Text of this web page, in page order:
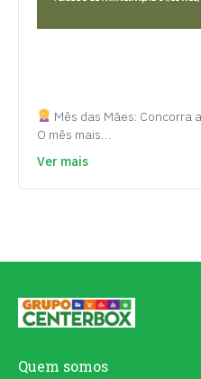
Mês das Mães: Concorra
O mês mais…
Ver mais
Quem somos